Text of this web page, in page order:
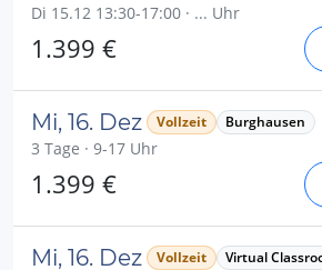
Di 15.12 13:30-17:00 · ... Uhr
1.399 €
Mi, 16. Dez Vollzeit Burghausen
3 Tage · 9-17 Uhr
1.399 €
Mi, 16. Dez Vollzeit Virtual